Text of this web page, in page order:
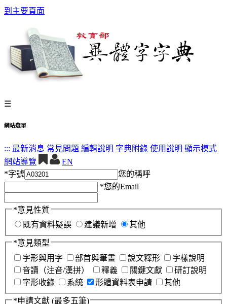
到主要頁面
☰
網站選單
::: 最新消息 常見問題 編輯說明 字典附錄 使用說明 顯示模式
網站導覽
EN
*字號
您的稱呼
*您的Email
*意見性質
既有資料疑誤
建議新增 其他
*意見類型
字形與用字
部首與筆畫 說文釋形
字樣說明
音讀（注音/漢拼）
釋義 關鍵文獻
研訂說明
字形收錄
系統 形體資料表申請 其他
*申請文獻 (最多五筆)